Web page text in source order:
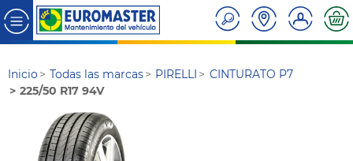
Inicio Todas las marcas PIRELLI
CINTURATO P7
225/50 R17 94V